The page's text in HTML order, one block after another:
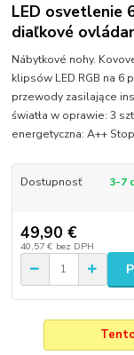
LED osvetlenie
diaľkové
Nábytkové nohy.
klipsów LED RGB na 6
przewody zasilające
światła w oprawie: 3
energetyczna: A++
Dostupnosť 3-7
49,90 €
40,57 € bez DPH